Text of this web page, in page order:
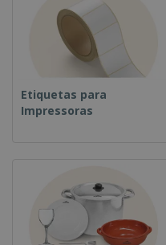
Etiquetas para
Impressoras